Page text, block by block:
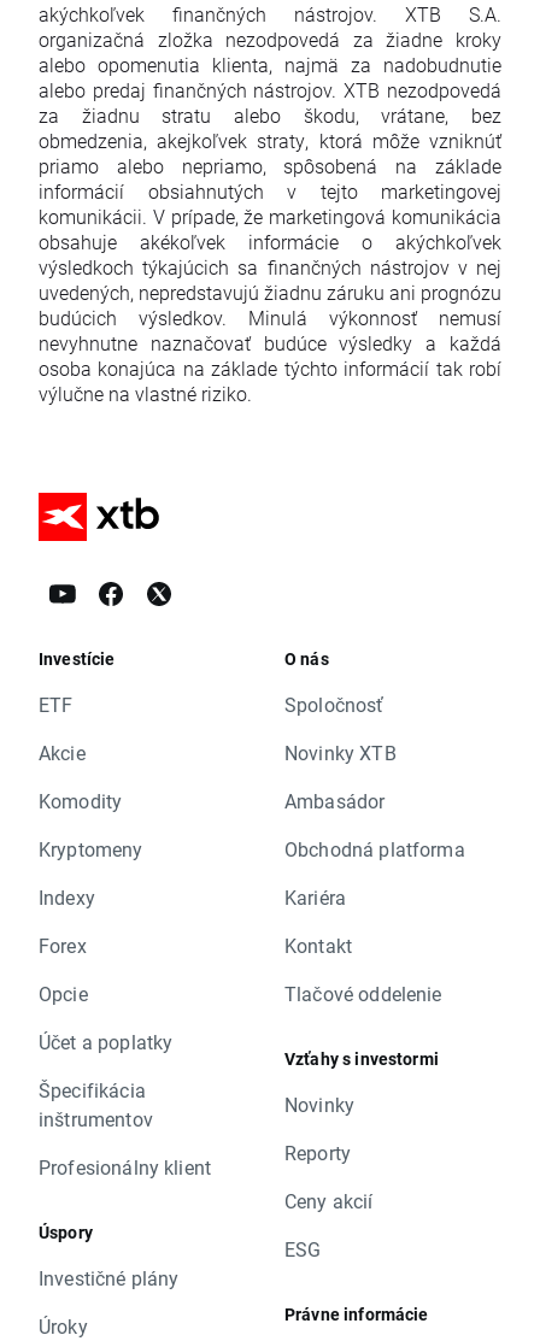
akýchkoľvek finančných nástrojov. XTB S.A.
organizačná zložka nezodpovedá za žiadne kroky
alebo opomenutia klienta, najmä za nadobudnutie
alebo predaj finančných nástrojov. XTB nezodpovedá
za žiadnu stratu alebo škodu, vrátane, bez
obmedzenia, akejkoľvek straty, ktorá môže vzniknúť
priamo alebo nepriamo, spôsobená na základe
informácií obsiahnutých v tejto marketingovej
komunikácii. V prípade, že marketingová komunikácia
obsahuje akékoľvek informácie o akýchkoľvek
výsledkoch týkajúcich sa finančných nástrojov v nej
uvedených, nepredstavujú žiadnu záruku ani prognózu
budúcich výsledkov. Minulá výkonnosť nemusí
nevyhnutne naznačovať budúce výsledky a každá
osoba konajúca na základe týchto informácií tak robí
výlučne na vlastné riziko.
Investície
ETF
Akcie
Komodity
Kryptomeny
Indexy
Forex
Opcie
Účet a poplatky
Špecifikácia
inštrumentov
Profesionálny klient
Úspory
Investičné plány
Úroky
O nás
Spoločnosť
Novinky XTB
Ambasádor
Obchodná platforma
Kariéra
Kontakt
Tlačové oddelenie
Vzťahy s investormi
Novinky
Reporty
Ceny akcií
ESG
Právne informácie